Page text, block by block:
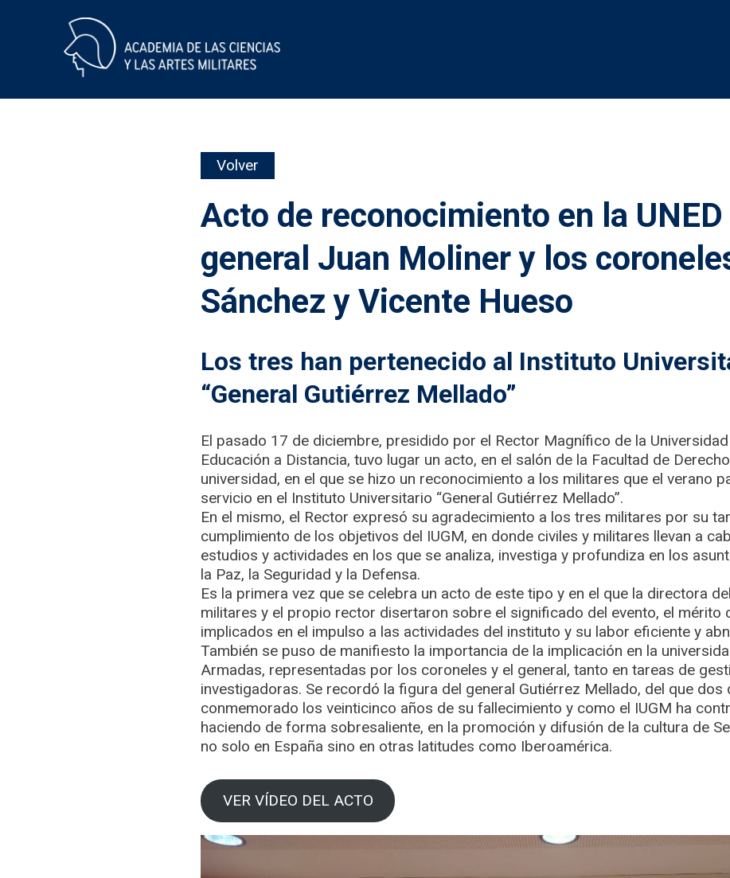
Volver
Acto de reconocimiento en la UNED
general Juan Moliner y los
Sánchez y Vicente Hueso
Los tres han pertenecido al Instituto
“General Gutiérrez Mellado”
El pasado 17 de diciembre, presidido por el Rector Magnífico de la
Educación a Distancia, tuvo lugar un acto, en el salón de la Facultad de
universidad, en el que se hizo un reconocimiento a los militares que el verano
servicio en el Instituto Universitario “General Gutiérrez Mellado”.
En el mismo, el Rector expresó su agradecimiento a los tres militares por su
cumplimiento de los objetivos del IUGM, en donde civiles y militares llevan a
estudios y actividades en los que se analiza, investiga y profundiza en los
la Paz, la Seguridad y la Defensa.
Es la primera vez que se celebra un acto de este tipo y en el que la directora
militares y el propio rector disertaron sobre el significado del evento, el mérito
implicados en el impulso a las actividades del instituto y su labor eficiente y
También se puso de manifiesto la importancia de la implicación en la
Armadas, representadas por los coroneles y el general, tanto en tareas de
investigadoras. Se recordó la figura del general Gutiérrez Mellado, del que dos
conmemorado los veinticinco años de su fallecimiento y como el IUGM ha
haciendo de forma sobresaliente, en la promoción y difusión de la cultura de
no solo en España sino en otras latitudes como Iberoamérica.
VER VÍDEO DEL ACTO